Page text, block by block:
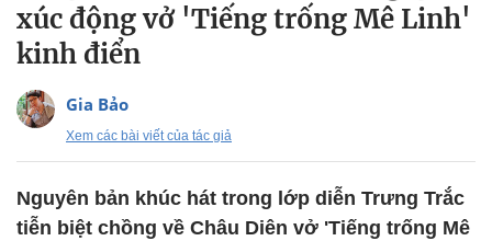
xúc động vở 'Tiếng trống Mê Linh'
kinh điển
Gia Bảo
Xem các bài viết của tác giả
Nguyên bản khúc hát trong lớp diễn Trưng Trắc
tiễn biệt chồng về Châu Diên vở 'Tiếng trống Mê